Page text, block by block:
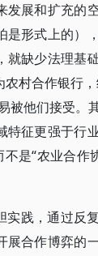
发展和扩充的
是形式上的）
就缺少法理基
村合作银行
被他们接受。
征更强于行
是“农业合作
实践，通过反
合作博弈的